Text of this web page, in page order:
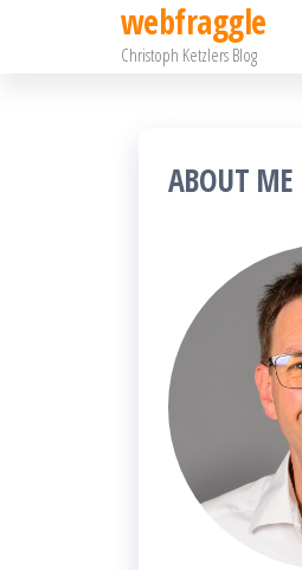
webfraggle
Christoph Ketzlers Blog
ABOUT ME